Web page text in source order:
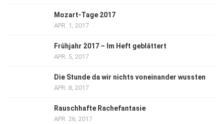
Mozart-Tage 2017
APR. 1, 2017
Frühjahr 2017 – Im Heft geblättert
APR. 5, 2017
Die Stunde da wir nichts voneinander wussten
APR. 8, 2017
Rauschhafte Rachefantasie
APR. 26, 2017